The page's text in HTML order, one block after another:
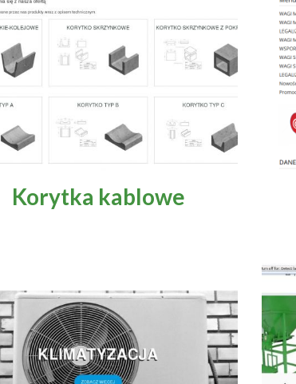
Korytka kablowe